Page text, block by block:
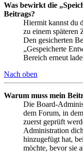
Was bewirkt die
Beitrags?
Hiermit kannst du
zu einem späteren
Den gesicherten
„Gespeicherte
Bereich erneut
Nach oben
Warum muss mein
Die Board-
dem Forum, in
zuerst geprüft
Administration
hinzugefügt hat,
möchte, bevor sie